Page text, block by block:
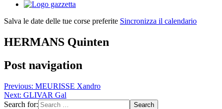
Salva le date delle tue corse preferite Sincronizza il calendario
HERMANS Quinten
Post navigation
Previous: MEURISSE Xandro
Next: GLIVAR Gal
Search for: